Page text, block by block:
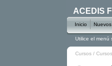
Cursos /
ACEDIS
Inicio
Utilice el menú